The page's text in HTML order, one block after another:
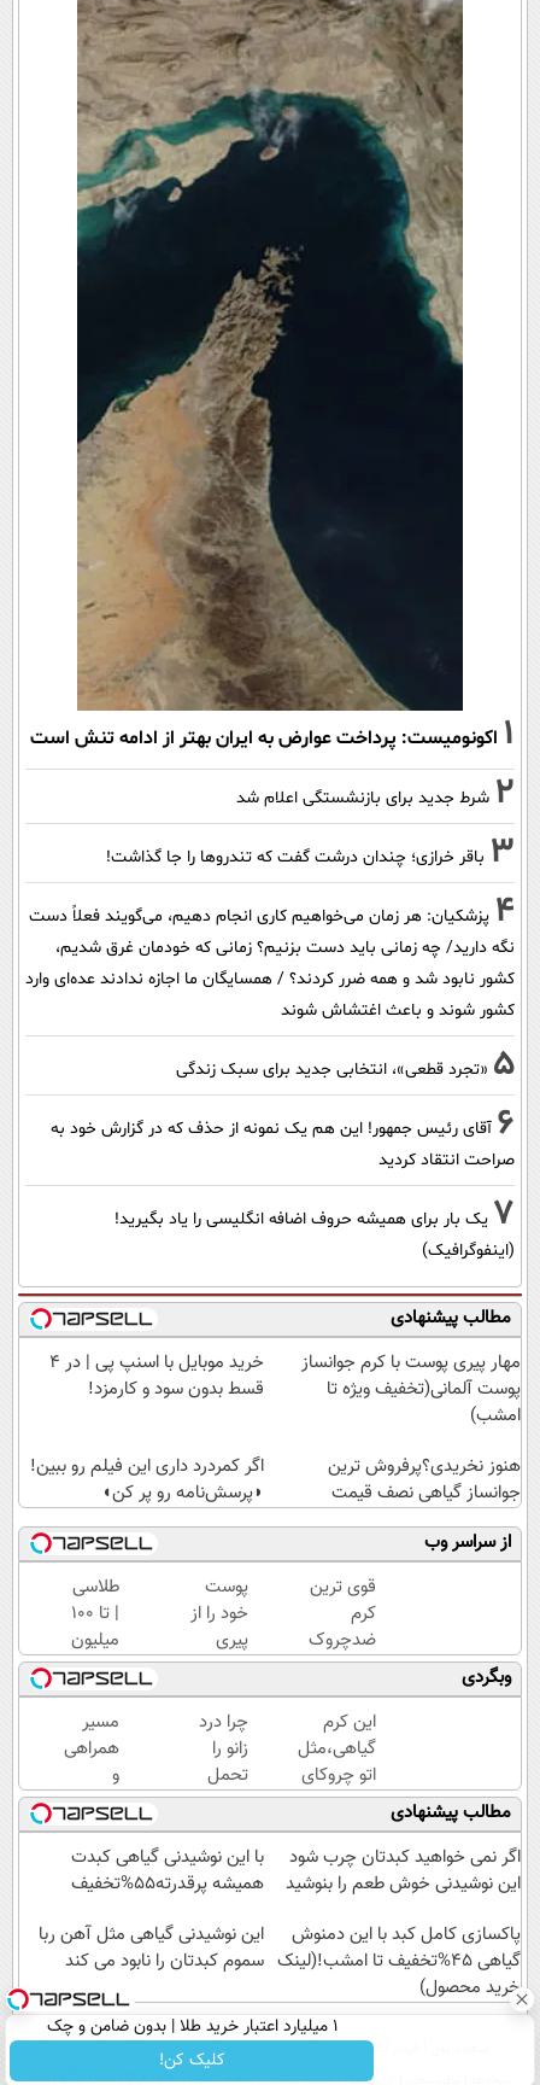
1 اکونومیست: پرداخت عوارض به ایران بهتر از ادامه تنش است
2 شرط جدید برای بازنشستگی اعلام شد
3 باقر خرازی؛ چندان درشت گفت که تندروها را جا گذاشت!
4 پزشکیان: هر زمان می‌خواهیم کاری انجام دهیم، می‌گویند فعلاً دست
نگه دارید/ چه زمانی باید دست بزنیم؟ زمانی که خودمان غرق شدیم،
کشور نابود شد و همه ضرر کردند؟ / همسایگان ما اجازه ندادند عده‌ای وارد
کشور شوند و باعث اغتشاش شوند
5 «تجرد قطعی»، انتخابی جدید برای سبک زندگی
6 آقای رئیس جمهور! این هم یک نمونه از حذف که در گزارش خود به
صراحت انتقاد کردید
7 یک بار برای همیشه حروف اضافه انگلیسی را یاد بگیرید!
(اینفوگرافیک)
مطالب پیشنهادی
مهار پیری پوست با کرم جوانساز
پوست آلمانی(تخفیف ویژه تا
امشب)
خرید موبایل با اسنپ پی | در ۴
قسط بدون سود و کارمزد!
هنوز نخریدی؟پرفروش ترین
جوانساز گیاهی نصف قیمت
اگر کمردرد داری این فیلم رو ببین!
◗پرسش‌نامه رو پر کن◖
از سراسر وب
قوی ترین
کرم
ضدچروک
گیاهی!
تحت
لیسانس
آلمان
(40%تخفیف
زمستانی)
پوست
خود را از
پیری
نجات
دهید!با
کرم
ضدچروک
جلبک
طلاسی
| تا 100
میلیون
وام
آنی
خرید
طلا💰
ثبت
نام
کن!
وبگردی
این کرم
گیاهی،مثل
اتو چروکای
پوستتوصاف
میکنه!50%تخفیف
چرا درد
زانو را
تحمل
می‌کنی؟
خیلی
ساده
درمنزل
کن
مسیر
همراهی
و
گزارش
عملکرد
گروه
اسنپ
۱۴۰۴
مطالب پیشنهادی
اگر نمی خواهید کبدتان چرب شود
این نوشیدنی خوش طعم را بنوشید
با این نوشیدنی گیاهی کبدت
همیشه پرقدرته55%تخفیف
پاکسازی کامل کبد با این دمنوش
گیاهی 45%تخفیف تا امشب!(لینک
خرید محصول)
این نوشیدنی گیاهی مثل آهن ربا
سموم کبدتان را نابود می کند
۱ میلیارد اعتبار خرید طلا | بدون ضامن و چک
کلیک کن!
عصر ایران۲ درباره عصرایران تماس با ما
آب و هوا اوقات شرعی سواد زندگی